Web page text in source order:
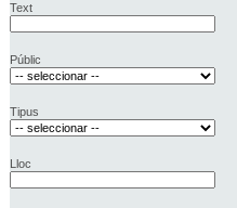
Text
Públic
Tipus
Lloc